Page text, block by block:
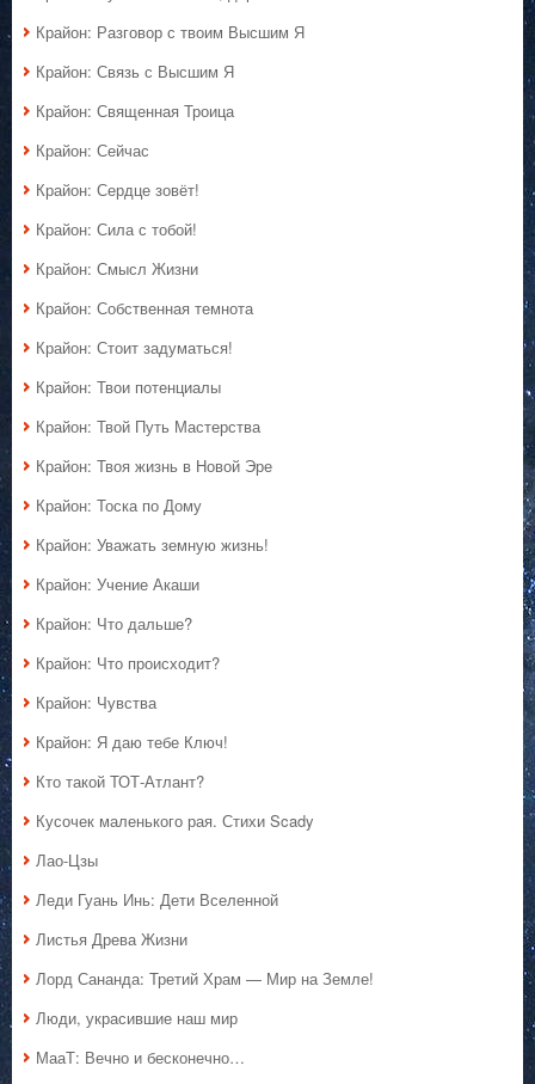
Крайон: Разговор с твоим Высшим Я
Крайон: Связь с Высшим Я
Крайон: Священная Троица
Крайон: Сейчас
Крайон: Сердце зовёт!
Крайон: Сила с тобой!
Крайон: Смысл Жизни
Крайон: Собственная темнота
Крайон: Стоит задуматься!
Крайон: Твои потенциалы
Крайон: Твой Путь Мастерства
Крайон: Твоя жизнь в Новой Эре
Крайон: Тоска по Дому
Крайон: Уважать земную жизнь!
Крайон: Учение Акаши
Крайон: Что дальше?
Крайон: Что происходит?
Крайон: Чувства
Крайон: Я даю тебе Ключ!
Кто такой ТОТ-Атлант?
Кусочек маленького рая. Стихи Scady
Лао-Цзы
Леди Гуань Инь: Дети Вселенной
Листья Древа Жизни
Лорд Сананда: Третий Храм — Мир на Земле!
Люди, украсившие наш мир
МааТ: Вечно и бесконечно…